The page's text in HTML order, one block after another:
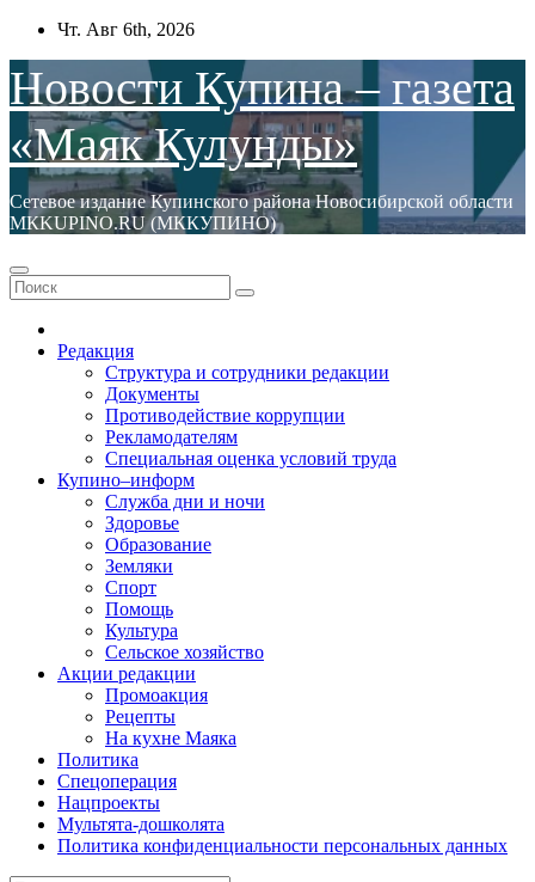
Перейти
содержимому
Чт. Авг 6th, 2026
Новости Купина – газета
«Маяк Кулунды»
Сетевое издание Купинского района Новосибирской области
МКKUPINO.RU (МККУПИНО)
Редакция
Структура и сотрудники редакции
Документы
Противодействие коррупции
Рекламодателям
Специальная оценка условий труда
Купино–информ
Служба дни и ночи
Здоровье
Образование
Земляки
Спорт
Помощь
Культура
Сельское хозяйство
Акции редакции
Промоакция
Рецепты
На кухне Маяка
Политика
Спецоперация
Нацпроекты
Мультята-дошколята
Политика конфиденциальности персональных данных